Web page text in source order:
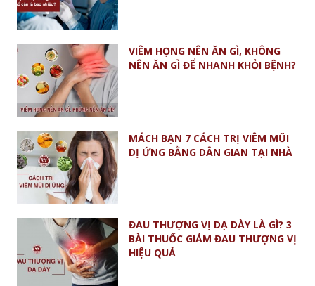
VIÊM HỌNG NÊN ĂN GÌ, KHÔNG
NÊN ĂN GÌ ĐỂ NHANH KHỎI BỆNH?
MÁCH BẠN 7 CÁCH TRỊ VIÊM MŨI
DỊ ỨNG BẰNG DÂN GIAN TẠI NHÀ
ĐAU THƯỢNG VỊ DẠ DÀY LÀ GÌ? 3
BÀI THUỐC GIẢM ĐAU THƯỢNG VỊ
HIỆU QUẢ